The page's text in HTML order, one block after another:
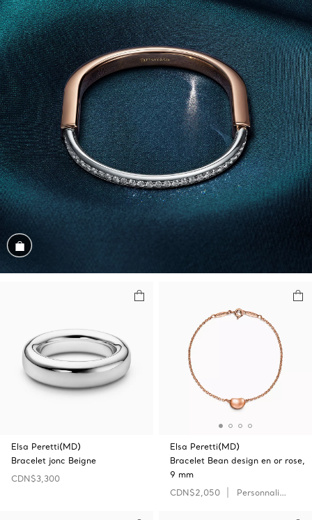
Magasiner cet assortiment
Elsa Peretti(MD)
Bracelet jonc Beigne
CDN$3,300
Elsa Peretti(MD)
Bracelet Bean design en or rose,
9 mm
CDN$2,050
Personnaliser